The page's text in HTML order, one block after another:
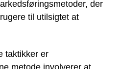
der
til utilsigtet at
taktikker er
metode involverer at